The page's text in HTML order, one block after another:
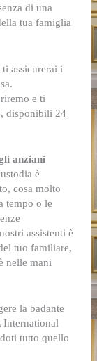
di una
tua famiglia
assicurerai i
e ti
disponibili 24
anziani
è
cosa molto
tempo o le
assistenti è
tuo familiare,
nelle mani
la badante
tutto quello